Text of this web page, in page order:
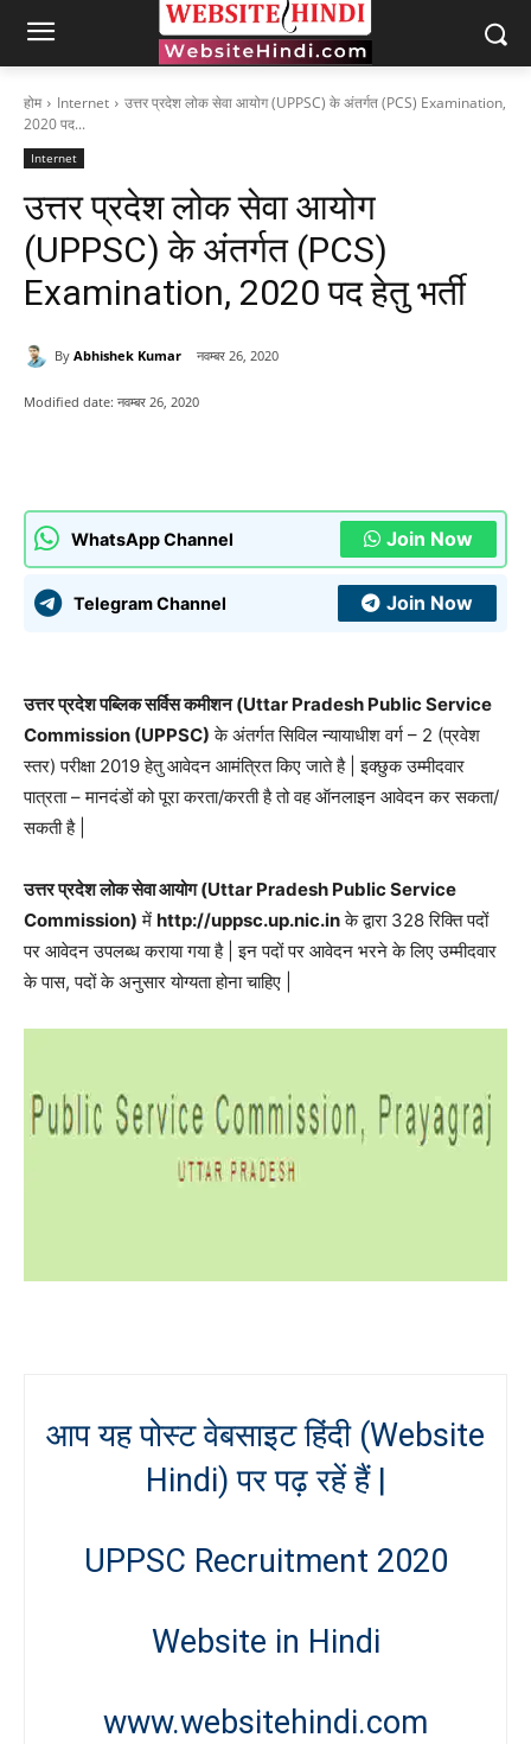
होम Internet
उत्तर प्रदेश लोक सेवा आयोग (UPPSC) के अंतर्गत (PCS) Examination,
2020 पद...
Internet
उत्तर प्रदेश लोक सेवा आयोग
(UPPSC) के अंतर्गत (PCS)
Examination, 2020 पद हेतु भर्ती
By Abhishek Kumar नवम्बर 26, 2020
Modified date: नवम्बर 26, 2020
WhatsApp Channel Join Now
Telegram Channel Join Now
उत्तर प्रदेश पब्लिक सर्विस कमीशन (Uttar Pradesh Public Service
Commission (UPPSC) के अंतर्गत सिविल न्यायाधीश वर्ग – 2 (प्रवेश
स्तर) परीक्षा 2019 हेतु आवेदन आमंत्रित किए जाते है | इक्छुक उम्मीदवार
पात्रता – मानदंडों को पूरा करता/करती है तो वह ऑनलाइन आवेदन कर सकता/
सकती है |
उत्तर प्रदेश लोक सेवा आयोग (Uttar Pradesh Public Service
Commission) में http://uppsc.up.nic.inके द्वारा 328 रिक्ति पदों
पर आवेदन उपलब्ध कराया गया है | इन पदों पर आवेदन भरने के लिए उम्मीदवार
के पास, पदों के अनुसार योग्यता होना चाहिए |
आप यह पोस्ट वेबसाइट हिंदी (Website
Hindi) पर पढ़ रहें हैं |
UPPSC Recruitment 2020
Website in Hindi
www.websitehindi.com